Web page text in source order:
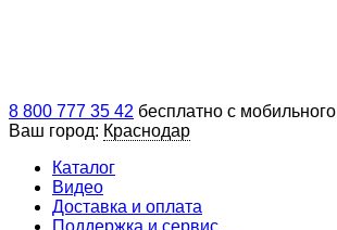
8 800 777 35 42 бесплатно с мобильного
Ваш город: Краснодар
Каталог
Видео
Доставка и оплата